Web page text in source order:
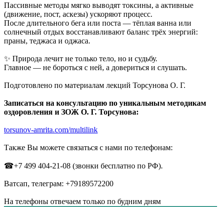
Пассивные методы мягко выводят токсины, а активные
(движение, пост, аскезы) ускоряют процесс.
После длительного бега или поста — тёплая ванна или
солнечный отдых восстанавливают баланс трёх энергий:
праны, теджаса и оджаса.
✨ Природа лечит не только тело, но и судьбу.
Главное — не бороться с ней, а довериться и слушать.
Подготовлено по материалам лекций Торсунова О. Г.
Записаться на консультацию по уникальным методикам
оздоровления и ЗОЖ О. Г. Торсунова:
torsunov-amrita.com/multilink
Также Вы можете связаться с нами по телефонам:
☎+7 499 404-21-08 (звонки бесплатно по РФ).
Ватсап, телеграм: +79189572200
На телефоны отвечаем только по будним дням